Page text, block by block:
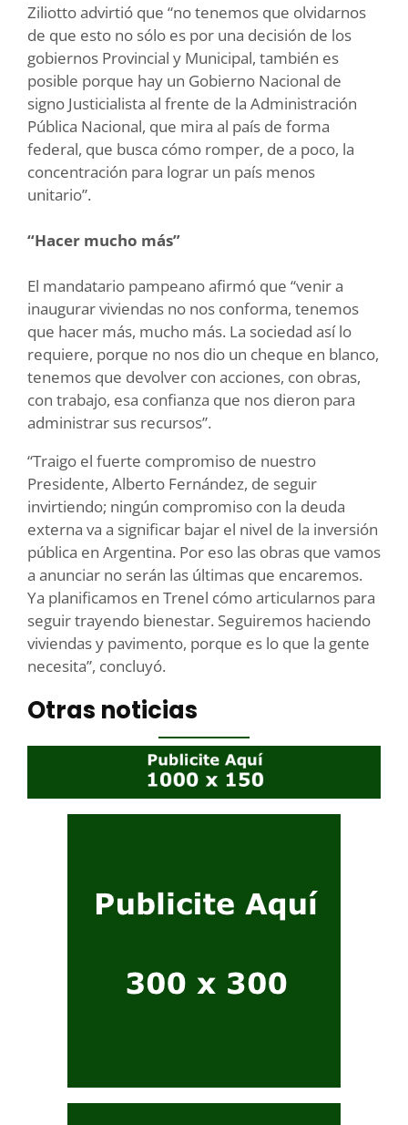
Ziliotto advirtió que “no tenemos que olvidarnos
de que esto no sólo es por una decisión de los
gobiernos Provincial y Municipal, también es
posible porque hay un Gobierno Nacional de
signo Justicialista al frente de la Administración
Pública Nacional, que mira al país de forma
federal, que busca cómo romper, de a poco, la
concentración para lograr un país menos
unitario”.
“Hacer mucho más”
El mandatario pampeano afirmó que “venir a
inaugurar viviendas no nos conforma, tenemos
que hacer más, mucho más. La sociedad así lo
requiere, porque no nos dio un cheque en blanco,
tenemos que devolver con acciones, con obras,
con trabajo, esa confianza que nos dieron para
administrar sus recursos”.
“Traigo el fuerte compromiso de nuestro
Presidente, Alberto Fernández, de seguir
invirtiendo; ningún compromiso con la deuda
externa va a significar bajar el nivel de la inversión
pública en Argentina. Por eso las obras que vamos
a anunciar no serán las últimas que encaremos.
Ya planificamos en Trenel cómo articularnos para
seguir trayendo bienestar. Seguiremos haciendo
viviendas y pavimento, porque es lo que la gente
necesita”, concluyó.
Otras noticias